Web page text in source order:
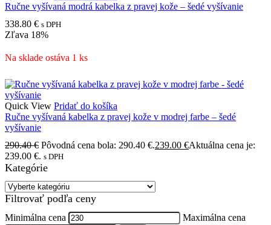
Ručne vyšívaná modrá kabelka z pravej kože – šedé vyšívanie
338.80 € s DPH
Zľava 18%
Na sklade ostáva 1 ks
Quick View Pridať do košíka
Ručne vyšívaná kabelka z pravej kože v modrej farbe – šedé
vyšívanie
290.40€ Pôvodná cena bola: 290.40 €.239.00 €Aktuálna cena je:
239.00 €. s DPH
Kategórie
Filtrovať podľa ceny
Minimálna cena Maximálna cena